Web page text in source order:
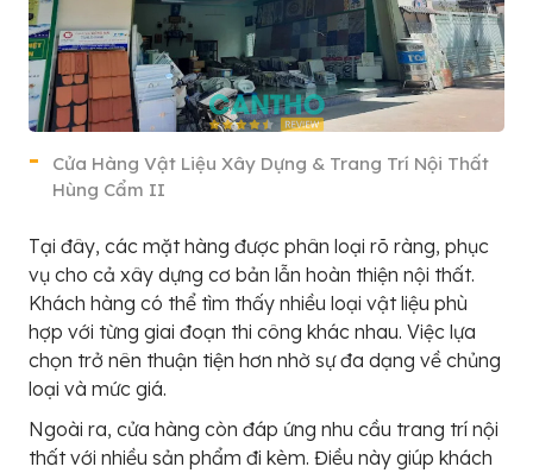
Cửa Hàng Vật Liệu Xây Dựng & Trang Trí Nội Thất
Hùng Cẩm II
Tại đây, các mặt hàng được phân loại rõ ràng, phục
vụ cho cả xây dựng cơ bản lẫn hoàn thiện nội thất.
Khách hàng có thể tìm thấy nhiều loại vật liệu phù
hợp với từng giai đoạn thi công khác nhau. Việc lựa
chọn trở nên thuận tiện hơn nhờ sự đa dạng về chủng
loại và mức giá.
Ngoài ra, cửa hàng còn đáp ứng nhu cầu trang trí nội
thất với nhiều sản phẩm đi kèm. Điều này giúp khách